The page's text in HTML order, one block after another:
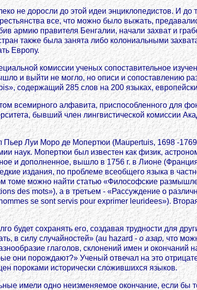
не доросли до этой идеи энциклопедистов. И до
все, что можно было выжать,
армию правителя Бенгалии, начали захват и
также была занята либо колониальными
Европу.
комиссии ученых сопоставительное
и выйти не могло, но описи и сопоставлению
содержащий 285 слов на 200 языках,
всемирного алфавита, приспособленного для
бывший член лингвистической комиссии
Пьер Луи Моро де Мопертюи (Мaupertuis, 1698 -
наук. Мопертюи был известен как физик,
и дополненное, вышло в 1756 г. в Лионе
издания, по проблеме всеобщего языка в
томе можно найти статью «Философские
des mots»), а в третьем - «Рассуждение о
se sont servis pour exprimer leuridees»).
сохранять его, создавая трудности для
в силу случайностей» (аu hazard -о азар,что
глаголов, склонений имен и окончаний
они порождают?» Ученый отвечал на это
пороками исторически сложившихся языков.
имели одно неизменяемое окончание, если бы